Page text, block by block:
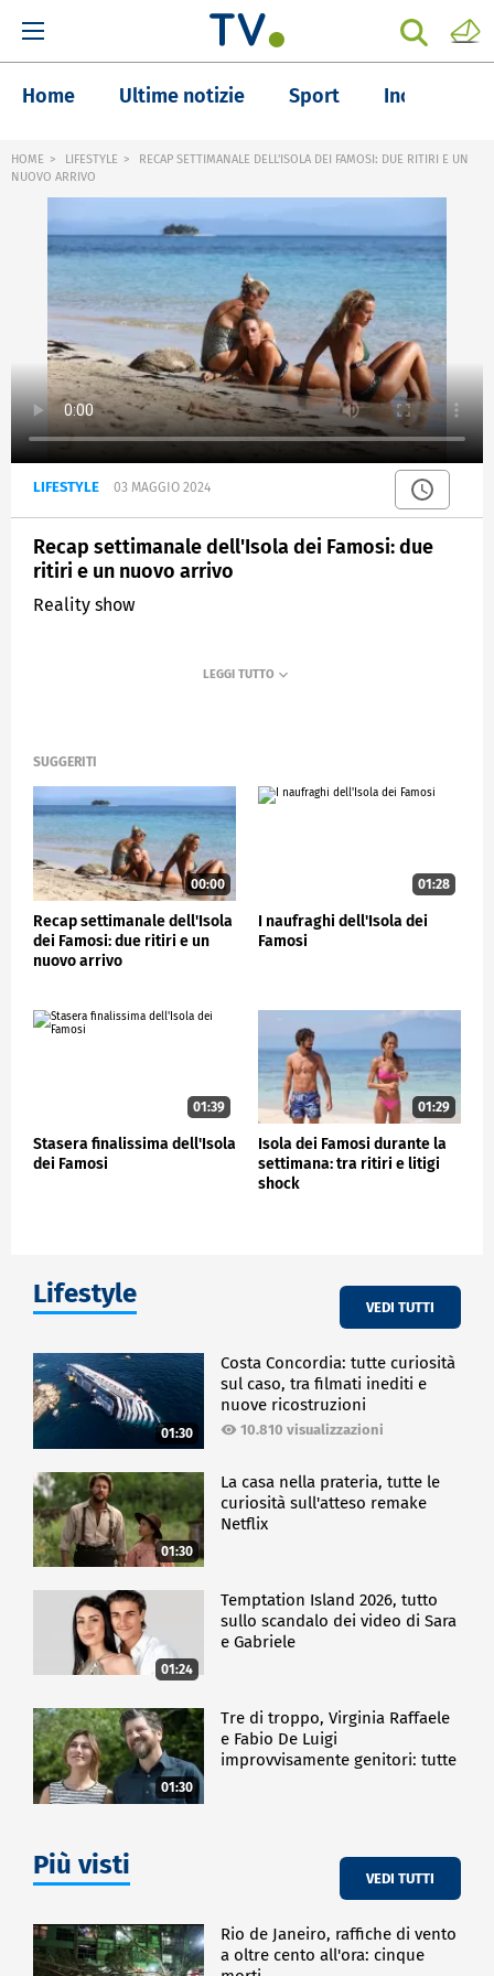
Home Ultime notizie Sport Inchieste
HOME LIFESTYLE
RECAP SETTIMANALE DELL'ISOLA DEI FAMOSI: DUE RITIRI E UN
NUOVO ARRIVO
LIFESTYLE 03 MAGGIO 2024
Recap settimanale dell'Isola dei Famosi: due
ritiri e un nuovo arrivo
Reality show
SUGGERITI
00:00
Recap settimanale dell'Isola
dei Famosi: due ritiri e un
nuovo arrivo
01:28
I naufraghi dell'Isola dei
Famosi
01:39
Stasera finalissima dell'Isola
dei Famosi
01:29
Isola dei Famosi durante la
settimana: tra ritiri e litigi
shock
Lifestyle VEDI TUTTI
01:30
Costa Concordia: tutte curiosità
sul caso, tra filmati inediti e
nuove ricostruzioni
10.810 visualizzazioni
01:30
La casa nella prateria, tutte le
curiosità sull'atteso remake
Netflix
01:24
Temptation Island 2026, tutto
sullo scandalo dei video di Sara
e Gabriele
01:30
Tre di troppo, Virginia Raffaele
e Fabio De Luigi
improvvisamente genitori: tutte
Più visti VEDI TUTTI
Rio de Janeiro, raffiche di vento
a oltre cento all'ora: cinque